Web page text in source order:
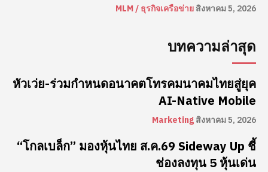
MLM / ธุรกิจเครือข่ายสิงหาคม 5, 2026
บทความล่าสุด
หัวเว่ย-ร่วมกำหนดอนาคตโทรคมนาคมไทยสู่ยุค
AI-Native Mobile
Marketingสิงหาคม 5, 2026
“โกลเบล็ก” มองหุ้นไทย ส.ค.69 Sideway Up ชี้
ช่องลงทุน 5 หุ้นเด่น